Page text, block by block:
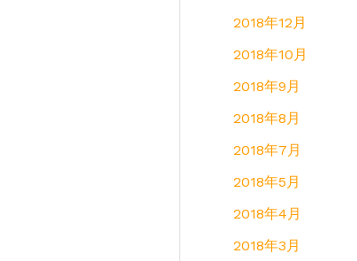
2018年12月
2018年10月
2018年9月
2018年8月
2018年7月
2018年5月
2018年4月
2018年3月